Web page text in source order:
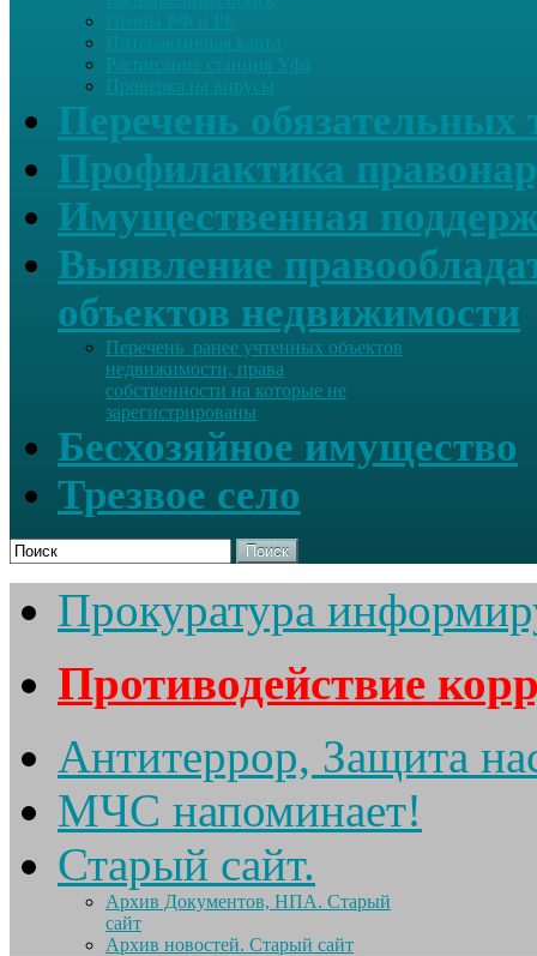
Интерактивная карта
Расписание станция Уфа
Проверка на вирусы
Перечень обязательных
Профилактика
Имущественная
Выявление
объектов недвижимости
Перечень ранее учтенных объектов
недвижимости, права
собственности на которые не
зарегистрированы
Бесхозяйное имущество
Трезвое село
Поиск
Прокуратура
Противодействие
Антитеррор, Защита
МЧС напоминает!
Старый сайт.
Архив Документов, НПА. Старый
сайт
Архив новостей. Старый сайт